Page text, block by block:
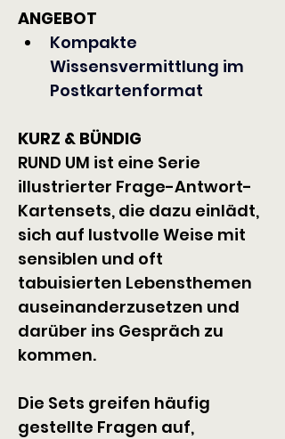
ANGEBOT
Kompakte
Wissensvermittlung im
Postkartenformat
KURZ & BÜNDIG
RUND UM ist eine Serie
illustrierter Frage-Antwort-
Kartensets, die dazu einlädt,
sich auf lustvolle Weise mit
sensiblen und oft
tabuisierten Lebensthemen
auseinanderzusetzen und
darüber ins Gespräch zu
kommen.
Die Sets greifen häufig
gestellte Fragen auf,